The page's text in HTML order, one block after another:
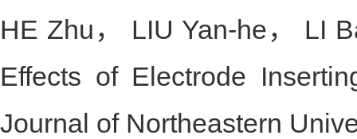
HE Zhu， LIU Yan-he， LI
Effects of Electrode
Journal of Northeastern